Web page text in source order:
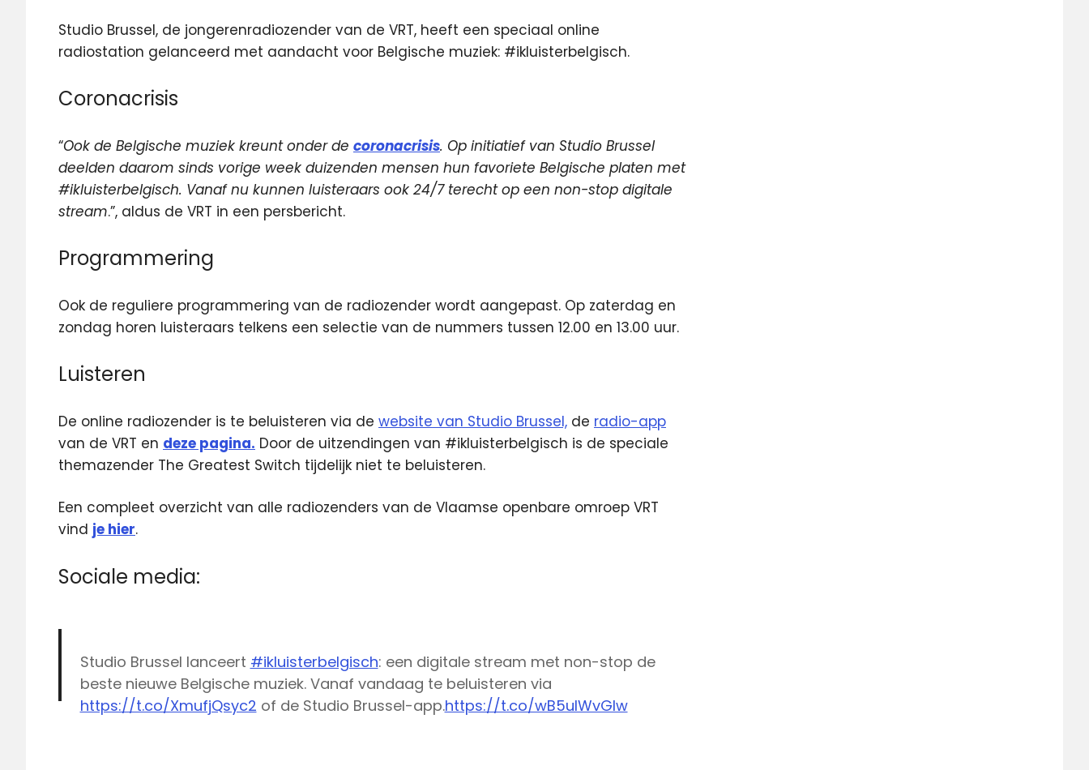
Studio Brussel, de jongerenradiozender van de VRT, heeft een speciaal online
radiostation gelanceerd met aandacht voor Belgische muziek: #ikluisterbelgisch.
Coronacrisis
“Ook de Belgische muziek kreunt onder de coronacrisis. Op initiatief van Studio Brussel
deelden daarom sinds vorige week duizenden mensen hun favoriete Belgische platen met
#ikluisterbelgisch. Vanaf nu kunnen luisteraars ook 24/7 terecht op een non-stop digitale
stream.”, aldus de VRT in een persbericht.
Programmering
Ook de reguliere programmering van de radiozender wordt aangepast. Op zaterdag en
zondag horen luisteraars telkens een selectie van de nummers tussen 12.00 en 13.00 uur.
Luisteren
De online radiozender is te beluisteren via de website van Studio Brussel, de radio-app
van de VRT en deze pagina. Door de uitzendingen van #ikluisterbelgisch is de speciale
themazender The Greatest Switch tijdelijk niet te beluisteren.
Een compleet overzicht van alle radiozenders van de Vlaamse openbare omroep VRT
vind je hier.
Sociale media:
Studio Brussel lanceert #ikluisterbelgisch: een digitale stream met non-stop de
beste nieuwe Belgische muziek. Vanaf vandaag te beluisteren via
https://t.co/XmufjQsyc2 of de Studio Brussel-app.https://t.co/wB5ulWvGlw